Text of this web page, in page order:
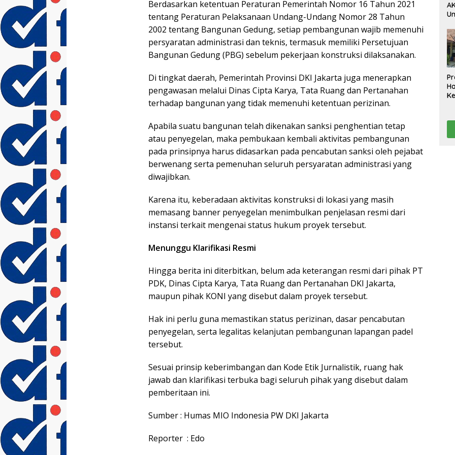
Berdasarkan ketentuan Peraturan Pemerintah Nomor 16 Tahun 2021
tentang Peraturan Pelaksanaan Undang-Undang Nomor 28 Tahun
2002 tentang Bangunan Gedung, setiap pembangunan wajib memenuhi
persyaratan administrasi dan teknis, termasuk memiliki Persetujuan
Bangunan Gedung (PBG) sebelum pekerjaan konstruksi dilaksanakan.
Di tingkat daerah, Pemerintah Provinsi DKI Jakarta juga menerapkan
pengawasan melalui Dinas Cipta Karya, Tata Ruang dan Pertanahan
terhadap bangunan yang tidak memenuhi ketentuan perizinan.
Apabila suatu bangunan telah dikenakan sanksi penghentian tetap
atau penyegelan, maka pembukaan kembali aktivitas pembangunan
pada prinsipnya harus didasarkan pada pencabutan sanksi oleh pejabat
berwenang serta pemenuhan seluruh persyaratan administrasi yang
diwajibkan.
Karena itu, keberadaan aktivitas konstruksi di lokasi yang masih
memasang banner penyegelan menimbulkan penjelasan resmi dari
instansi terkait mengenai status hukum proyek tersebut.
Menunggu Klarifikasi Resmi
Hingga berita ini diterbitkan, belum ada keterangan resmi dari pihak PT
PDK, Dinas Cipta Karya, Tata Ruang dan Pertanahan DKI Jakarta,
maupun pihak KONI yang disebut dalam proyek tersebut.
Hak ini perlu guna memastikan status perizinan, dasar pencabutan
penyegelan, serta legalitas kelanjutan pembangunan lapangan padel
tersebut.
Sesuai prinsip keberimbangan dan Kode Etik Jurnalistik, ruang hak
jawab dan klarifikasi terbuka bagi seluruh pihak yang disebut dalam
pemberitaan ini.
Sumber : Humas MIO Indonesia PW DKI Jakarta
Reporter : Edo